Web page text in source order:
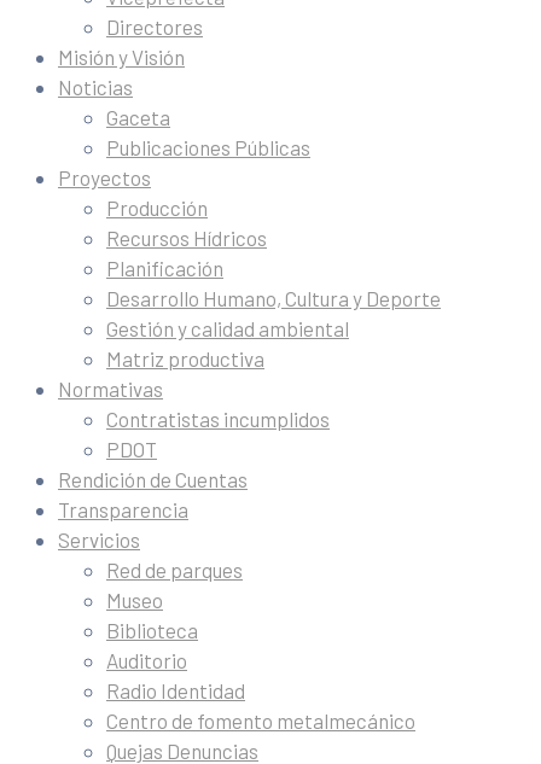
Directores
Misión y Visión
Noticias
Gaceta
Publicaciones Públicas
Proyectos
Producción
Recursos Hídricos
Planificación
Desarrollo Humano, Cultura y Deporte
Gestión y calidad ambiental
Matriz productiva
Normativas
Contratistas incumplidos
PDOT
Rendición de Cuentas
Transparencia
Servicios
Red de parques
Museo
Biblioteca
Auditorio
Radio Identidad
Centro de fomento metalmecánico
Quejas Denuncias